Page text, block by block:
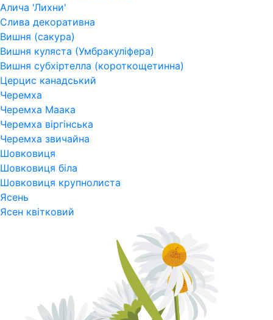
Алича 'Лихни'
Слива декоративна
Вишня (сакура)
Вишня куляста (Умбракуліфера)
Вишня субхіртелла (короткощетинна)
Церцис канадський
Черемха
Черемха Маака
Черемха віргінська
Черемха звичайна
Шовковиця
Шовковиця біла
Шовковиця крупнолиста
Ясень
Ясен квітковий